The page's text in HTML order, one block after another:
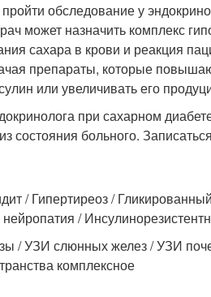
обследование у
может назначить комплекс
сахара в крови и реакция
препараты, которые
или увеличивать его
при сахарном
состояния больного.
/ Гипертиреоз /
/
/ УЗИ слюнных желез / УЗИ
комплексное